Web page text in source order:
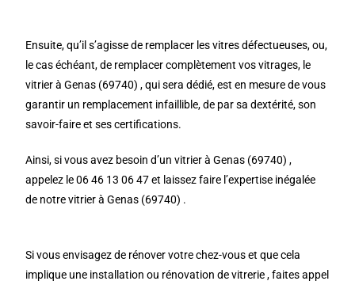
Ensuite, qu’il s’agisse de remplacer les vitres défectueuses, ou,
le cas échéant, de remplacer complètement vos vitrages, le
vitrier à Genas (69740) , qui sera dédié, est en mesure de vous
garantir un remplacement infaillible, de par sa dextérité, son
savoir-faire et ses certifications.
Ainsi, si vous avez besoin d’un vitrier à Genas (69740) ,
appelez le 06 46 13 06 47 et laissez faire l’expertise inégalée
de notre vitrier à Genas (69740) .
Si vous envisagez de rénover votre chez-vous et que cela
implique une installation ou rénovation de vitrerie , faites appel